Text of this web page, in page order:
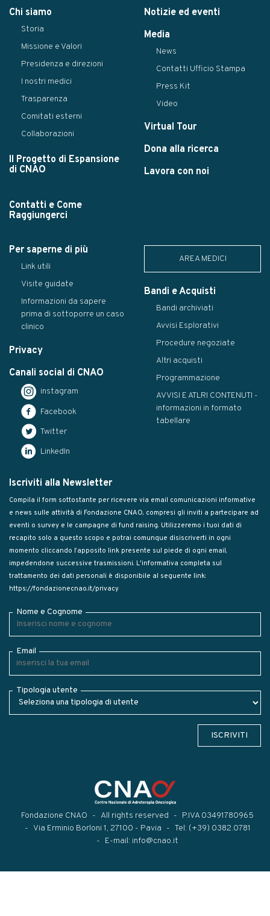
Chi siamo
Storia
Missione e Valori
Presidenza e direzioni
I nostri medici
Trasparenza
Comitati esterni
Collaborazioni
Il Progetto di Espansione
di CNAO
Contatti e Come
Raggiungerci
Notizie ed eventi
Media
News
Contatti Ufficio Stampa
Press Kit
Video
Virtual Tour
Dona alla ricerca
Lavora con noi
Per saperne di più
Link utili
Visite guidate
Informazioni da sapere
prima di sottoporre un caso
clinico
Privacy
Canali social di CNAO
instagram
Facebook
Twitter
LinkedIn
AREA MEDICI
Bandi e Acquisti
Bandi archiviati
Avvisi Esplorativi
Procedure negoziate
Altri acquisti
Programmazione
AVVISI E ATLRI CONTENUTI -
informazioni in formato
tabellare
Iscriviti alla Newsletter
Compila il form sottostante per ricevere via email comunicazioni informative
e news sulle attività di Fondazione CNAO, compresi gli inviti a partecipare ad
eventi o survey e le campagne di fund raising. Utilizzeremo i tuoi dati di
recapito solo a questo scopo e potrai comunque disiscriverti in ogni
momento cliccando l’apposito link presente sul piede di ogni email,
impedendone successive trasmissioni. L'informativa completa sul
trattamento dei dati personali è disponibile al seguente link:
https://fondazionecnao.it/privacy
Nome e Cognome
Email
Tipologia utente
ISCRIVITI
Fondazione CNAO All rights reserved
P.IVA 03491780965
Via Erminio Borloni 1, 27100 - Pavia
Tel: (+39) 0382.0781
E-mail: info@cnao.it